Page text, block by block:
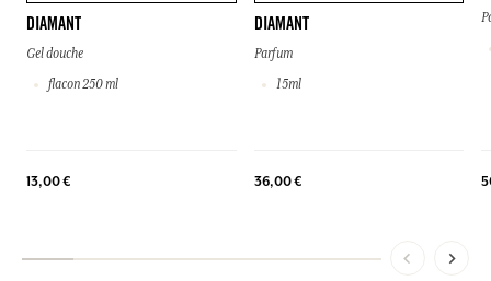
DIAMANT
Gel douche
flacon 250 ml
13,00 €
DIAMANT
Parfum
15ml
36,00 €